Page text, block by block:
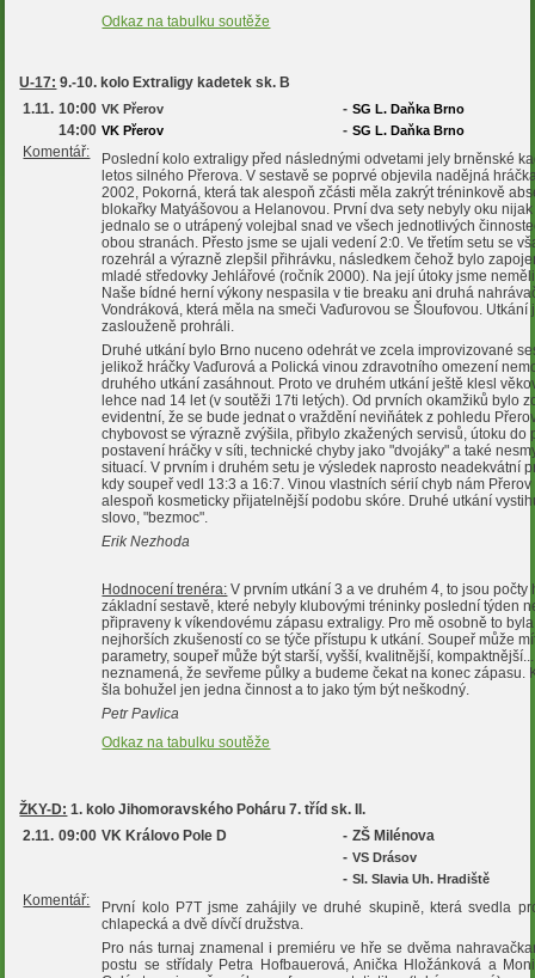
Odkaz na tabulku soutěže
U-17: 9.-10. kolo Extraligy kadetek sk. B
1.11. 10:00 VK Přerov - SG L. Daňka Brno
14:00 VK Přerov - SG L. Daňka Brno
Komentář:
Poslední kolo extraligy před následnými odvetami jely brněnské
letos silného Přerova. V sestavě se poprvé objevila nadějná
2002, Pokorná, která tak alespoň zčásti měla zakrýt tréninkově
blokařky Matyášovou a Helanovou. První dva sety nebyly oku
jednalo se o utrápený volejbal snad ve všech jednotlivých
obou stranách. Přesto jsme se ujali vedení 2:0. Ve třetím setu se
rozehrál a výrazně zlepšil přihrávku, následkem čehož bylo
mladé středovky Jehlářové (ročník 2000). Na její útoky jsme
Naše bídné herní výkony nespasila v tie breaku ani druhá
Vondráková, která měla na smeči Vaďurovou se Šloufovou. Utkání
zaslouženě prohráli.
Druhé utkání bylo Brno nuceno odehrát ve zcela improvizované
jelikož hráčky Vaďurová a Polická vinou zdravotního omezení
druhého utkání zasáhnout. Proto ve druhém utkání ještě klesl
lehce nad 14 let (v soutěži 17ti letých). Od prvních okamžiků bylo
evidentní, že se bude jednat o vraždění neviňátek z pohledu
chybovost se výrazně zvýšila, přibylo zkažených servisů, útoku do
postavení hráčky v síti, technické chyby jako "dvojáky" a také
situací. V prvním i druhém setu je výsledek naprosto neadekvátní
kdy soupeř vedl 13:3 a 16:7. Vinou vlastních sérií chyb nám
alespoň kosmeticky přijatelnější podobu skóre. Druhé utkání
slovo, "bezmoc".
Erik Nezhoda
Hodnocení trenéra: V prvním utkání 3 a ve druhém 4, to jsou počty
základní sestavě, které nebyly klubovými tréninky poslední týden
připraveny k víkendovému zápasu extraligy. Pro mě osobně to
nejhorších zkušeností co se týče přístupu k utkání. Soupeř může
parametry, soupeř může být starší, vyšší, kvalitnější,
neznamená, že sevřeme půlky a budeme čekat na konec zápasu.
šla bohužel jen jedna činnost a to jako tým být neškodný.
Petr Pavlica
Odkaz na tabulku soutěže
ŽKY-D: 1. kolo Jihomoravského Poháru 7. tříd sk. II.
2.11. 09:00 VK Královo Pole D - ZŠ Milénova
- VS Drásov
- Sl. Slavia Uh. Hradiště
Komentář:
První kolo P7T jsme zahájily ve druhé skupině, která svedla
chlapecká a dvě dívčí družstva.
Pro nás turnaj znamenal i premiéru ve hře se dvěma
postu se střídaly Petra Hofbauerová, Anička Hložánková a